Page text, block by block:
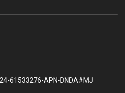
61533276-APN-DNDA#MJ